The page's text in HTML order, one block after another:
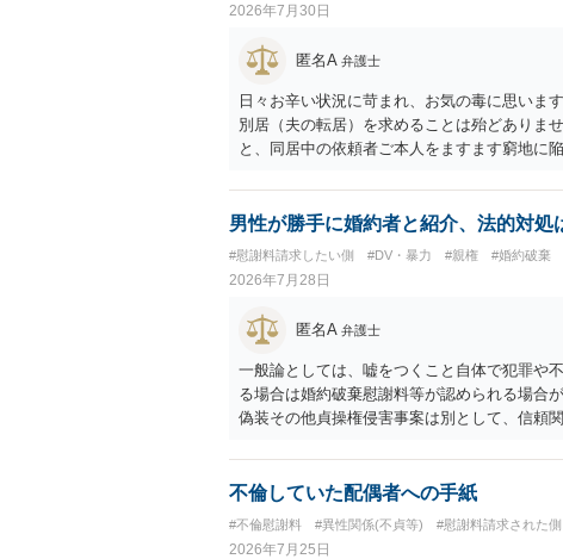
2026年7月30日
匿名A 弁護士
日々お辛い状況に苛まれ、お気の毒に思いま
別居（夫の転居）を求めることは殆どありま
と、同居中の依頼者ご本人をますます窮地に
男性が勝手に婚約者と紹介、法的対処
#慰謝料請求したい側 #DV・暴力 #親権 #婚約破棄
2026年7月28日
匿名A 弁護士
一般論としては、嘘をつくこと自体で犯罪や
る場合は婚約破棄慰謝料等が認められる場合
偽装その他貞操権侵害事案は別として、信頼
ったということですので、むしろ結婚しなく
ます。
不倫していた配偶者への手紙
#不倫慰謝料 #異性関係(不貞等) #慰謝料請求された側
2026年7月25日